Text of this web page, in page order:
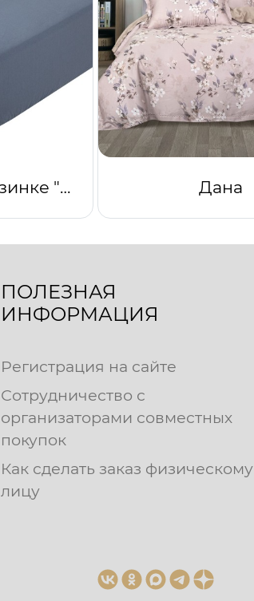
Простыня на резинке "Пепел" Дана
ПОЛЕЗНАЯ
ИНФОРМАЦИЯ
Регистрация на сайте
Сотрудничество с
организаторами совместных
покупок
Как сделать заказ физическому
лицу